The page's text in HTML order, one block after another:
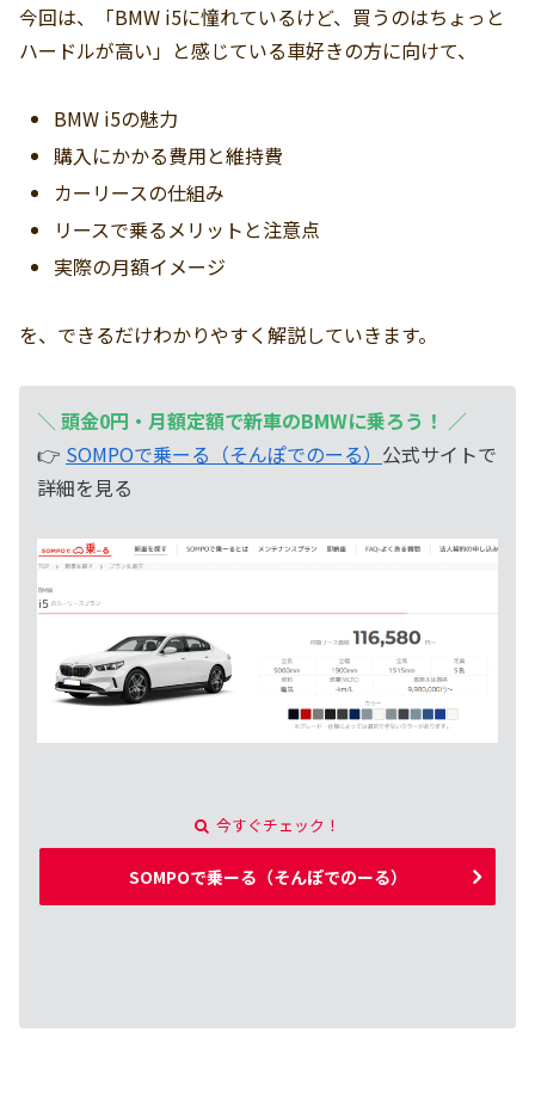
今回は、「BMW i5に憧れているけど、買うのはちょっと
ハードルが高い」と感じている車好きの方に向けて、
BMW i5の魅力
購入にかかる費用と維持費
カーリースの仕組み
リースで乗るメリットと注意点
実際の月額イメージ
を、できるだけわかりやすく解説していきます。
＼ 頭金0円・月額定額で新車のBMWに乗ろう！ ／
👉 SOMPOで乗ーる（そんぽでのーる） 公式サイトで
詳細を見る
今すぐチェック！
SOMPOで乗ーる（そんぽでのーる）